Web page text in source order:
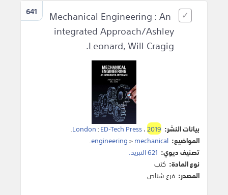
641
Mechanical Engineering : An
integrated Approach/Ashley
Leonard, Will Cragig.
بيانات النشر: London:ED-Tech Press،2019
.
المواضيع:
engineering>mechanical
.
تصنيف ديوي: 621 التبريد.
نوع المادة: كتب
المصدر: فرع شناص